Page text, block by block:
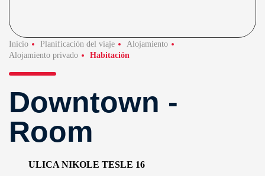
Inicio Planificación del viaje
Alojamiento
Alojamiento privado
Habitación
Downtown -
Room
ULICA NIKOLE TESLE 16